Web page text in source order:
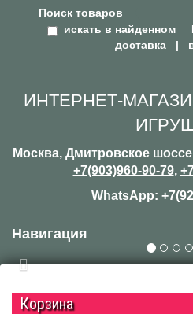
Поиск товаров
искать в найденном
доставка|
ИНТЕРНЕТ-
Москва, Дмитровское
+7(903)960-90-79,
WhatsApp:
Навигация
Previous
Корзина